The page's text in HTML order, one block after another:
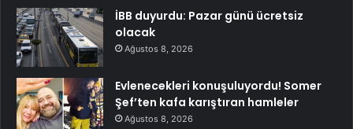
İBB duyurdu: Pazar günü ücretsiz
olacak
Ağustos 8, 2026
Evlenecekleri konuşuluyordu! Somer
Şef’ten kafa karıştıran hamleler
Ağustos 8, 2026